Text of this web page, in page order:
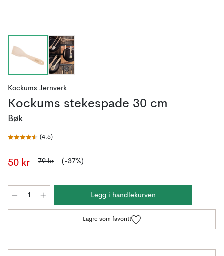
Kockums Jernverk
Kockums stekespade 30 cm
Bøk
(4.6)
50 kr 79 kr (-37%)
Legg i handlekurven
Lagre som favoritt